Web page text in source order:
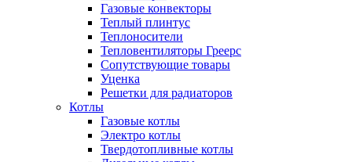
Газовые конвекторы
Теплый плинтус
Теплоносители
Тепловентиляторы Греерс
Сопутствующие товары
Уценка
Решетки для радиаторов
Котлы
Газовые котлы
Электро котлы
Твердотопливные котлы